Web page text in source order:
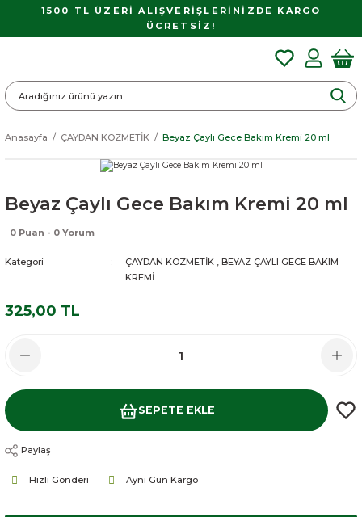
1500 TL ÜZERİ ALIŞVERİŞLERİNİZDE KARGO
ÜCRETSİZ!
Anasayfa ÇAYDAN KOZMETİK Beyaz Çaylı Gece Bakım Kremi 20 ml
Beyaz Çaylı Gece Bakım Kremi 20 ml
0 Puan - 0 Yorum
Kategori ÇAYDAN KOZMETİK , BEYAZ ÇAYLI GECE BAKIM
KREMİ
325,00 TL
SEPETE EKLE
Paylaş
Hızlı Gönderi Aynı Gün Kargo